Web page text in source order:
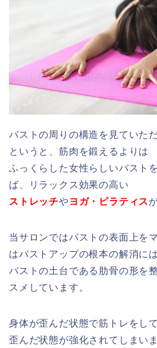
バストの周りの構造を見ていた
というと、筋肉を鍛えるよりは
ふっくらした女性らしいバスト
ば、リラックス効果の高い
ストレッチやヨガ・ピラティス
当サロンではバストの表面上を
はバストアップの根本の解消に
バストの土台である肋骨の形を
スメしています。
身体が歪んだ状態で筋トレをし
歪んだ状態が強化されてしまい